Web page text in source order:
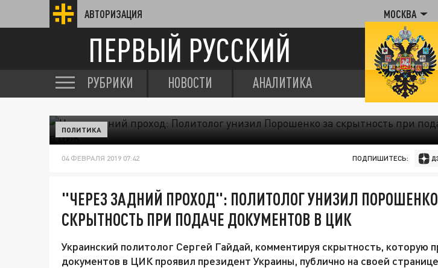
АВТОРИЗАЦИЯ МОСКВА
ПЕРВЫЙ РУССКИЙ
РУБРИКИ НОВОСТИ АНАЛИТИКА
ПОЛИТИКА
04 ФЕВРАЛЯ 2019 07:42 ПОДПИШИТЕСЬ:
"ЧЕРЕЗ ЗАДНИЙ ПРОХОД": ПОЛИТОЛОГ УНИЗИЛ
СКРЫТНОСТЬ ПРИ ПОДАЧЕ ДОКУМЕНТОВ В ЦИК
Украинский политолог Сергей Гайдай, комментируя скрытность, которую
документов в ЦИК проявил президент Украины, публично на своей